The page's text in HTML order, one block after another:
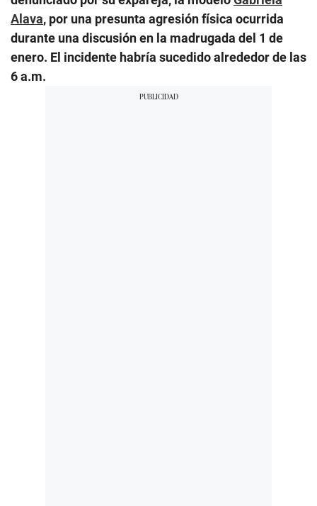
Alava, por una presunta agresión física ocurrida
durante una discusión en la madrugada del 1 de
enero. El incidente habría sucedido alrededor de las
6 a.m.